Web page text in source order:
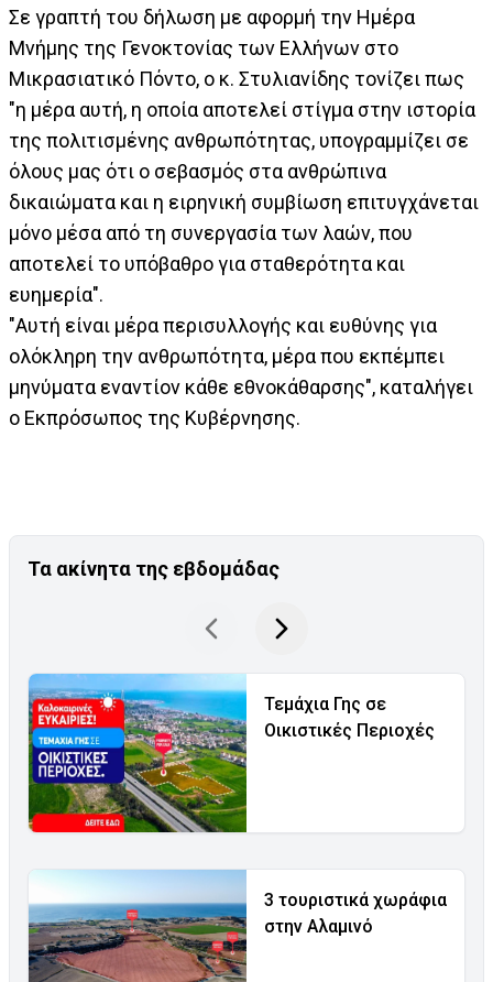
Σε γραπτή του δήλωση με αφορμή την Ημέρα
Μνήμης της Γενοκτονίας των Ελλήνων στο
Μικρασιατικό Πόντο, ο κ. Στυλιανίδης τονίζει πως
"η μέρα αυτή, η οποία αποτελεί στίγμα στην ιστορία
της πολιτισμένης ανθρωπότητας, υπογραμμίζει σε
όλους μας ότι ο σεβασμός στα ανθρώπινα
δικαιώματα και η ειρηνική συμβίωση επιτυγχάνεται
μόνο μέσα από τη συνεργασία των λαών, που
αποτελεί το υπόβαθρο για σταθερότητα και
ευημερία".
"Αυτή είναι μέρα περισυλλογής και ευθύνης για
ολόκληρη την ανθρωπότητα, μέρα που εκπέμπει
μηνύματα εναντίον κάθε εθνοκάθαρσης", καταλήγει
ο Εκπρόσωπος της Κυβέρνησης.
Τα ακίνητα της εβδομάδας
Τεμάχια Γης σε
Οικιστικές Περιοχές
3 τουριστικά χωράφια
στην Αλαμινό